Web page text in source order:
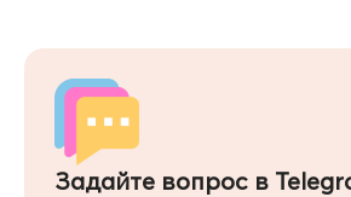
Задайте вопрос в